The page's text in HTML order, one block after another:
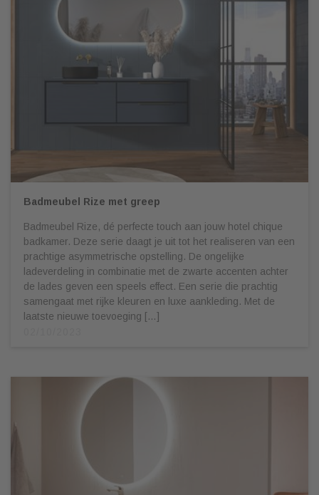
Badmeubel Rize met greep
Badmeubel Rize, dé perfecte touch aan jouw hotel chique
badkamer. Deze serie daagt je uit tot het realiseren van een
prachtige asymmetrische opstelling. De ongelijke
ladeverdeling in combinatie met de zwarte accenten achter
de lades geven een speels effect. Een serie die prachtig
samengaat met rijke kleuren en luxe aankleding. Met de
laatste nieuwe toevoeging […]